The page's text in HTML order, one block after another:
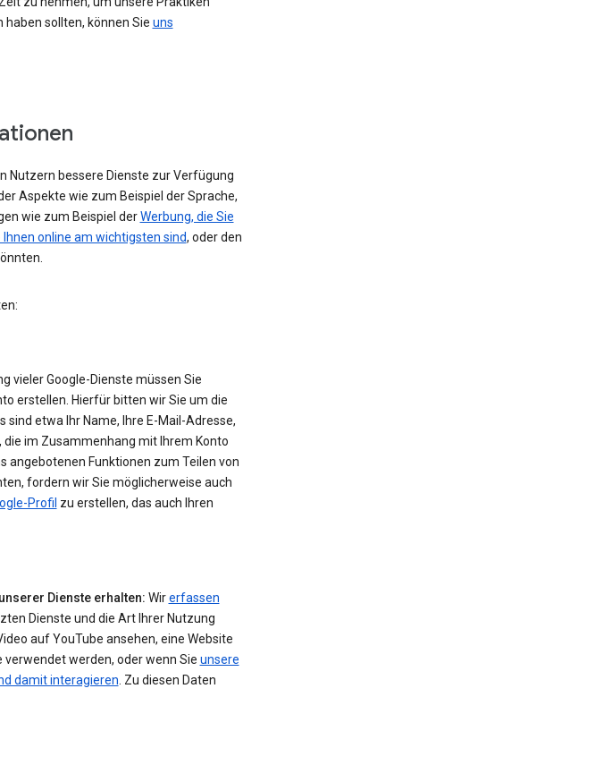
haben sollten, können Sie uns
Nutzern bessere Dienste zur Verfügung
Aspekte wie zum Beispiel der Sprache,
wie zum Beispiel derWerbung, die Sie
Ihnen online am wichtigsten sind, oder den
vieler Google-Dienste müssen Sie
erstellen. Hierfür bitten wir Sie um die
sind etwa Ihr Name, Ihre E-Mail-Adresse,
die im Zusammenhang mit Ihrem Konto
angebotenen Funktionen zum Teilen von
fordern wir Sie möglicherweise auch
Profil zu erstellen, das auch Ihren
Dienste erhalten: Wirerfassen
Dienste und die Art Ihrer Nutzung
auf YouTube ansehen, eine Website
werden, oder wenn Sie unsere
damit interagieren. Zu diesen Daten